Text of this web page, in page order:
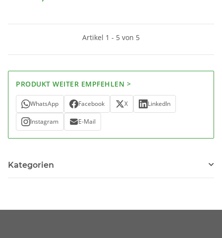
Artikel 1 - 5 von 5
PRODUKT WEITER EMPFEHLEN >
WhatsApp Facebook X LinkedIn
Instagram E-Mail
Kategorien